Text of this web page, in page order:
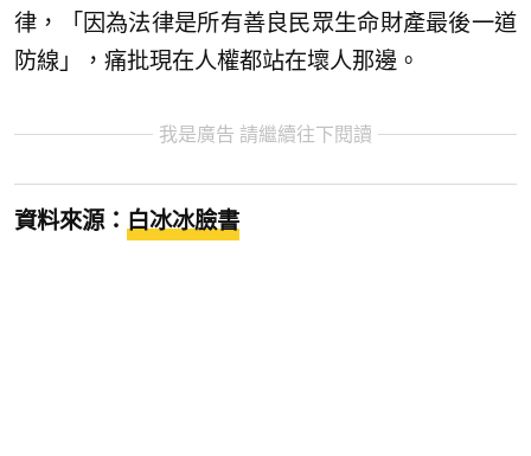
律，「因為法律是所有善良民眾生命財產最後一道
防線」，痛批現在人權都站在壞人那邊。
我是廣告 請繼續往下閱讀
資料來源： 白冰冰臉書